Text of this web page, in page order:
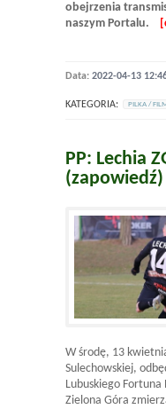
obejrzenia
naszym Portalu.
Data: 2022-04-13
KATEGORIA: PILKA /
PP: Lechia
(zapowiedź)
W środę, 13
Sulechowskiej,
Lubuskiego Fortuna
Zielona Góra